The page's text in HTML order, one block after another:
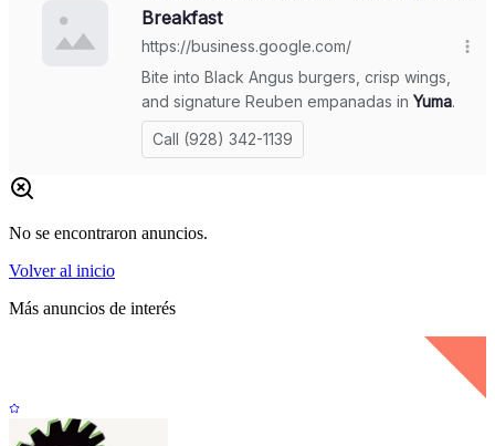
No se encontraron anuncios.
Volver al inicio
Más anuncios de interés